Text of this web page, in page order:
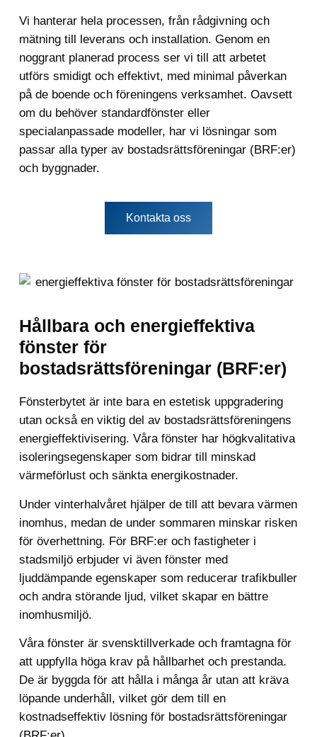
Vi hanterar hela processen, från rådgivning och
mätning till leverans och installation. Genom en
noggrant planerad process ser vi till att arbetet
utförs smidigt och effektivt, med minimal påverkan
på de boende och föreningens verksamhet. Oavsett
om du behöver standardfönster eller
specialanpassade modeller, har vi lösningar som
passar alla typer av bostadsrättsföreningar (BRF:er)
och byggnader.
Kontakta oss
Hållbara och energieffektiva
fönster för
bostadsrättsföreningar (BRF:er)
Fönsterbytet är inte bara en estetisk uppgradering
utan också en viktig del av bostadsrättsföreningens
energieffektivisering. Våra fönster har högkvalitativa
isoleringsegenskaper som bidrar till minskad
värmeförlust och sänkta energikostnader.
Under vinterhalvåret hjälper de till att bevara värmen
inomhus, medan de under sommaren minskar risken
för överhettning. För BRF:er och fastigheter i
stadsmiljö erbjuder vi även fönster med
ljuddämpande egenskaper som reducerar trafikbuller
och andra störande ljud, vilket skapar en bättre
inomhusmiljö.
Våra fönster är svensktillverkade och framtagna för
att uppfylla höga krav på hållbarhet och prestanda.
De är byggda för att hålla i många år utan att kräva
löpande underhåll, vilket gör dem till en
kostnadseffektiv lösning för bostadsrättsföreningar